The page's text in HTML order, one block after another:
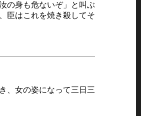
の身も危ないぞ」と叫ぶ
臣はこれを焼き殺してそ
、女の姿になって三日三